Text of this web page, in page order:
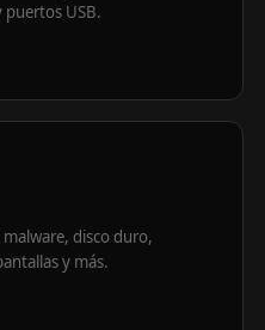
puertos USB.
disco duro,
y más.